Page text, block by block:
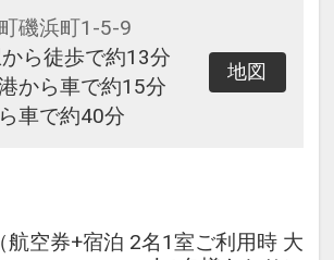
磯浜町1-5-9
から徒歩で約13分
から車で約15分
車で約40分
地図
（航空券+宿泊 2名1室ご利用時 大